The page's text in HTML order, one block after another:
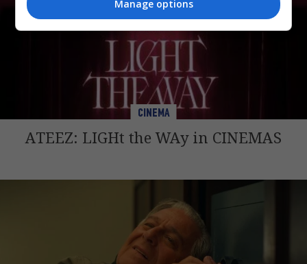
CINEMA
ATEEZ: LIGHt the WAy in CINEMAS
Manage options